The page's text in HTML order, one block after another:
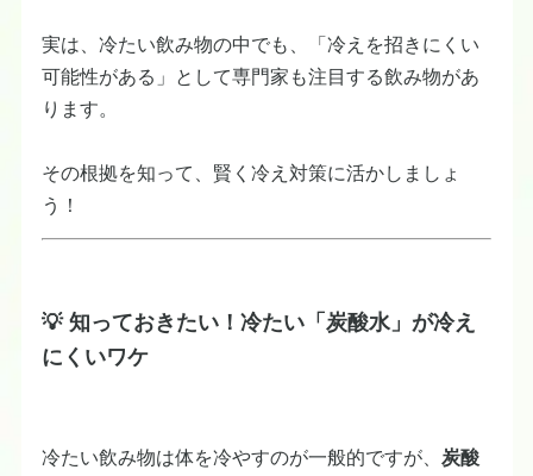
実は、冷たい飲み物の中でも、「冷えを招きにくい
可能性がある」として専門家も注目する飲み物があ
ります。
その根拠を知って、賢く冷え対策に活かしましょ
う！
💡 知っておきたい！冷たい「炭酸水」が冷え
にくいワケ
冷たい飲み物は体を冷やすのが一般的ですが、 炭酸